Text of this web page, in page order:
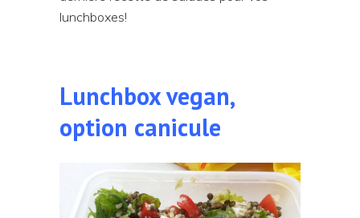
lunchboxes!
Lunchbox vegan,
option canicule